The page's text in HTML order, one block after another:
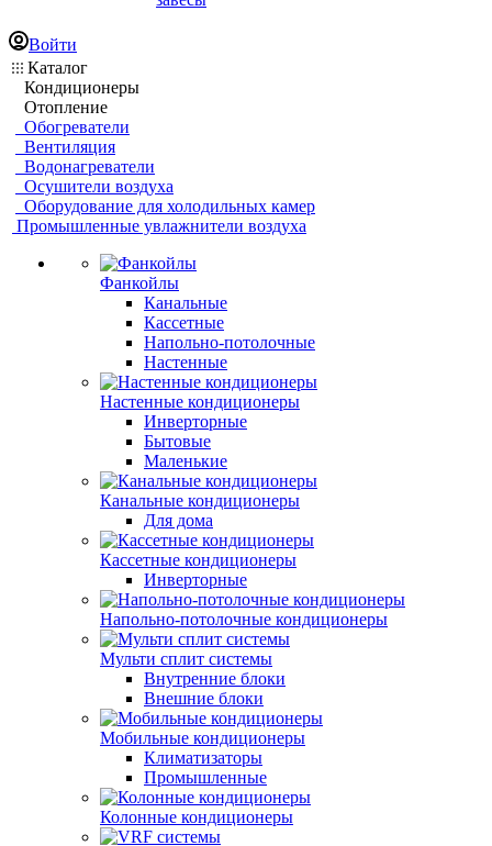
Войти
Каталог
Кондиционеры
Отопление
Обогреватели
Вентиляция
Водонагреватели
Осушители воздуха
Оборудование для холодильных камер
Промышленные увлажнители воздуха
Фанкойлы
Канальные
Кассетные
Напольно-потолочные
Настенные
Настенные кондиционеры
Инверторные
Бытовые
Маленькие
Канальные кондиционеры
Для дома
Кассетные кондиционеры
Инверторные
Напольно-потолочные кондиционеры
Мульти сплит системы
Внутренние блоки
Внешние блоки
Мобильные кондиционеры
Климатизаторы
Промышленные
Колонные кондиционеры